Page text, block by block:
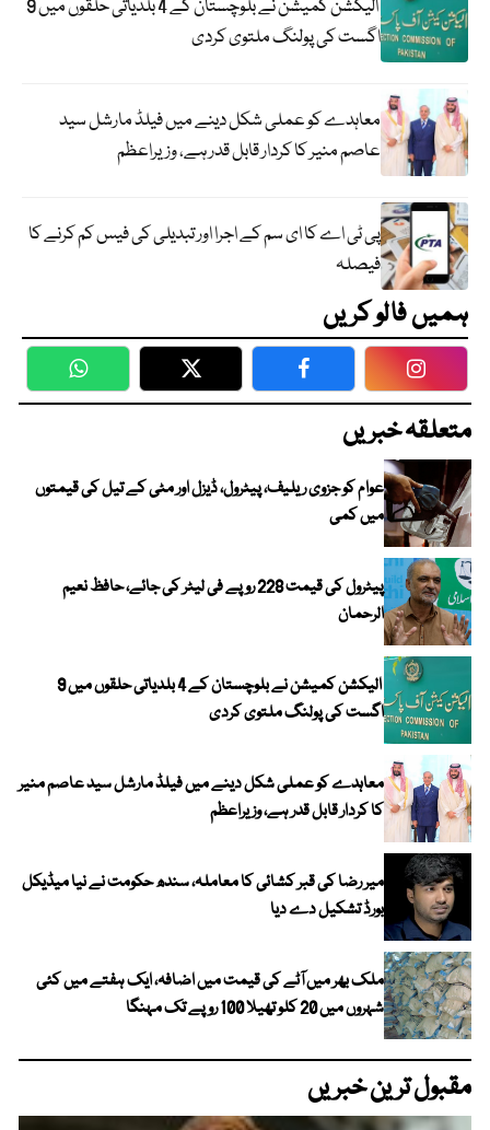
الیکشن کمیشن نے بلوچستان کے 4 بلدیاتی حلقوں میں 9
اگست کی پولنگ ملتوی کردی
معاہدے کو عملی شکل دینے میں فیلڈ مارشل سید
عاصم منیر کا کردار قابل قدر ہے، وزیراعظم
پی ٹی اے کا ای سم کے اجرا اور تبدیلی کی فیس کم کرنے کا
فیصلہ
ہمیں فالو کریں
WhatsApp Twitter Facebook
متعلقہ خبریں
عوام کو جزوی ریلیف، پیٹرول، ڈیزل اور مٹی کے تیل کی قیمتوں
میں کمی
پیٹرول کی قیمت 228 روپے فی لیٹر کی جائے، حافظ نعیم
الرحمان
الیکشن کمیشن نے بلوچستان کے 4 بلدیاتی حلقوں میں 9
اگست کی پولنگ ملتوی کردی
معاہدے کو عملی شکل دینے میں فیلڈ مارشل سید عاصم منیر
کا کردار قابل قدر ہے، وزیراعظم
میر رضا کی قبر کشائی کا معاملہ، سندھ حکومت نے نیا میڈیکل
بورڈ تشکیل دے دیا
ملک بھر میں آٹے کی قیمت میں اضافہ، ایک ہفتے میں کئی
شہروں میں 20 کلو تھیلا 100 روپے تک مہنگا
مقبول ترین خبریں